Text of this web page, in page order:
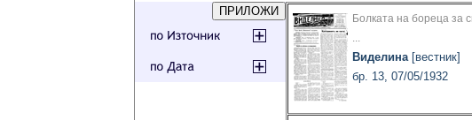
Болката на бореца за
...
Виделина[вестник]
бр. 13, 07/05/1932